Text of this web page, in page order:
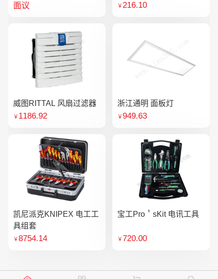
面议 ￥216.10
威图RITTAL 风扇过滤器
￥ 1186.92
浙江通明 面板灯
￥949.63
凯尼派克KNIPEX 电工工
具组套
￥8754.14
宝工Pro＇sKit 电讯工具
￥720.00